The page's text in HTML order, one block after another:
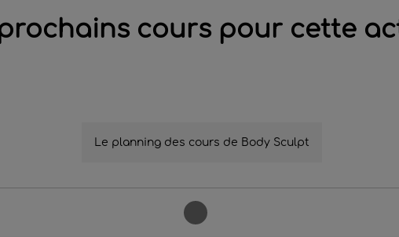
cours pour cette
Le planning des cours de Body Sculpt